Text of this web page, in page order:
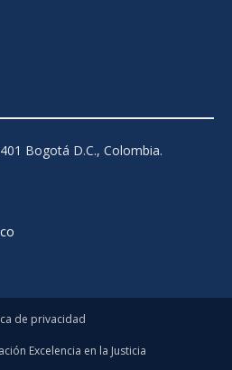
Bogotá D.C., Colombia.
de privacidad
Excelencia en la Justicia